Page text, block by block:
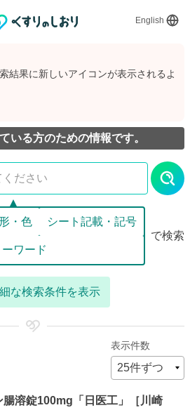
English
結果に新しいアイコンが表示されるよ
いる方のための情報です。
・色 シート記載・記号
ワード
で検索
な検索条件を表示
表示件数
腸溶錠100mg「日医工」［川崎